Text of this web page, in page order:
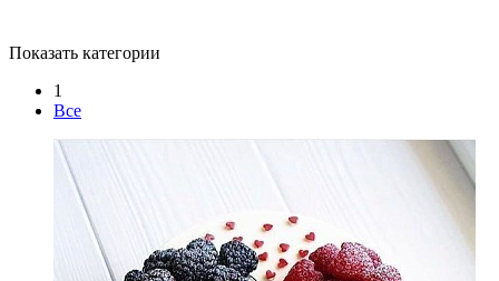
Показать категории
1
Все